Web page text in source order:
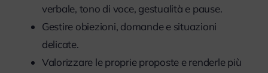
verbale, tono di voce, gestualità e pause.
Gestire obiezioni, domande e situazioni
delicate.
Valorizzare le proprie proposte e renderle più